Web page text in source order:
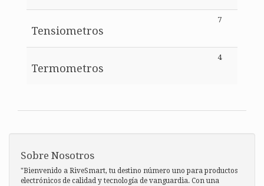
Tensiometros
7
Termometros
4
Sobre Nosotros
"Bienvenido a RiveSmart, tu destino número uno para productos
electrónicos de calidad y tecnología de vanguardia. Con una